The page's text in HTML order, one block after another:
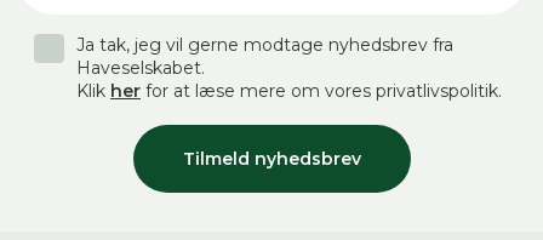
Tilmeld nyhedsbrev
Ja tak, jeg vil gerne modtage nyhedsbrev fra
Haveselskabet.
Klik her for at læse mere om vores privatlivspolitik.